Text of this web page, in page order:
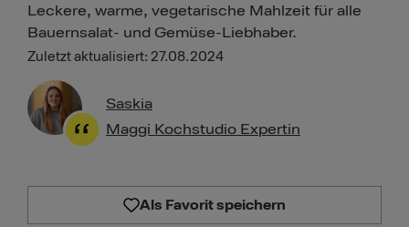
Leckere, warme, vegetarische Mahlzeit für alle
Bauernsalat- und Gemüse-Liebhaber.
Zuletzt aktualisiert: 27.08.2024
Saskia
Maggi Kochstudio Expertin
Als Favorit speichern